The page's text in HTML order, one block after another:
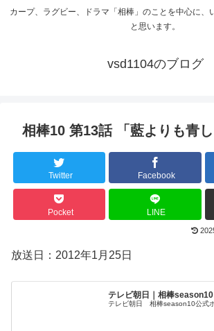
カープ、ラグビー、ドラマ「相棒」のことを中心に、
と思います。
vsd1104のブログ
相棒10 第13話 「藍よりも青し
Twitter Facebook
Pocket LINE
放送日：2012年1月25日
テレビ朝日｜相棒season10
テレビ朝日 相棒season10公式